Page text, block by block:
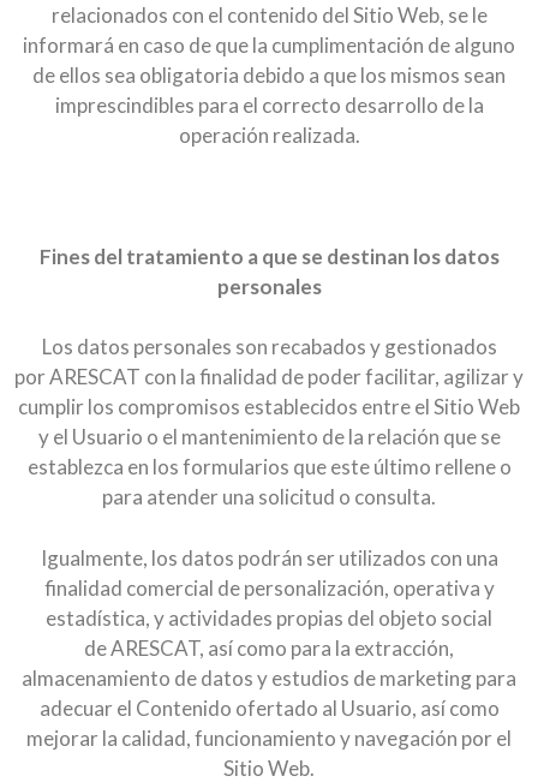
relacionados con el contenido del Sitio Web, se le
informará en caso de que la cumplimentación de alguno
de ellos sea obligatoria debido a que los mismos sean
imprescindibles para el correcto desarrollo de la
operación realizada.
Fines del tratamiento a que se destinan los datos
personales
Los datos personales son recabados y gestionados
por ARESCAT con la finalidad de poder facilitar, agilizar y
cumplir los compromisos establecidos entre el Sitio Web
y el Usuario o el mantenimiento de la relación que se
establezca en los formularios que este último rellene o
para atender una solicitud o consulta.
Igualmente, los datos podrán ser utilizados con una
finalidad comercial de personalización, operativa y
estadística, y actividades propias del objeto social
de ARESCAT, así como para la extracción,
almacenamiento de datos y estudios de marketing para
adecuar el Contenido ofertado al Usuario, así como
mejorar la calidad, funcionamiento y navegación por el
Sitio Web.